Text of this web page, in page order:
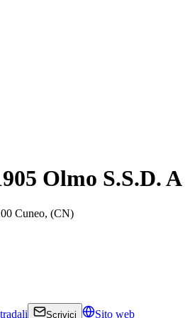
Olmo S.S.D.
Cuneo, (CN)
Scrivici Sito web